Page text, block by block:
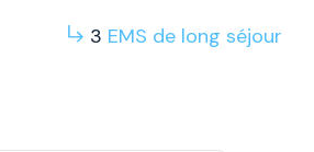
3 EMS de long séjour